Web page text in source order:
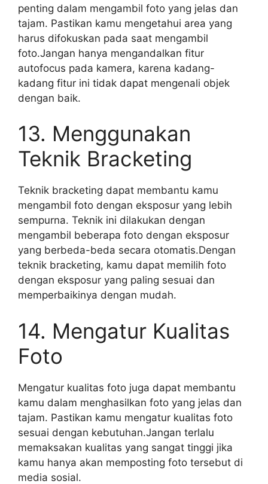
penting dalam mengambil foto yang jelas dan
tajam. Pastikan kamu mengetahui area yang
harus difokuskan pada saat mengambil
foto.Jangan hanya mengandalkan fitur
autofocus pada kamera, karena kadang-
kadang fitur ini tidak dapat mengenali objek
dengan baik.
13. Menggunakan
Teknik Bracketing
Teknik bracketing dapat membantu kamu
mengambil foto dengan eksposur yang lebih
sempurna. Teknik ini dilakukan dengan
mengambil beberapa foto dengan eksposur
yang berbeda-beda secara otomatis.Dengan
teknik bracketing, kamu dapat memilih foto
dengan eksposur yang paling sesuai dan
memperbaikinya dengan mudah.
14. Mengatur Kualitas
Foto
Mengatur kualitas foto juga dapat membantu
kamu dalam menghasilkan foto yang jelas dan
tajam. Pastikan kamu mengatur kualitas foto
sesuai dengan kebutuhan.Jangan terlalu
memaksakan kualitas yang sangat tinggi jika
kamu hanya akan memposting foto tersebut di
media sosial.